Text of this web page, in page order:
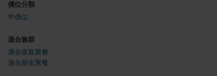
價位分類
中價位
適合族群
適合家庭聚餐
適合朋友聚餐